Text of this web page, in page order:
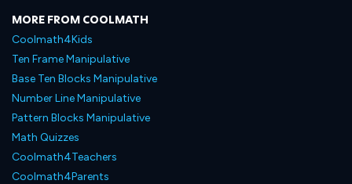
MORE FROM COOLMATH
Coolmath4Kids
Ten Frame Manipulative
Base Ten Blocks Manipulative
Number Line Manipulative
Pattern Blocks Manipulative
Math Quizzes
Coolmath4Teachers
Coolmath4Parents